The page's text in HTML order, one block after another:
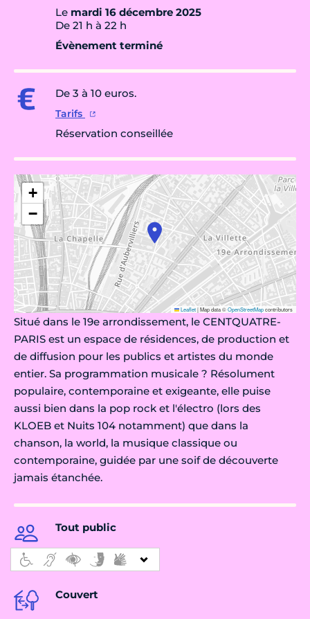
Le mardi 16 décembre 2025
De 21 h à 22 h
Évènement terminé
De 3 à 10 euros.
Tarifs
Réservation conseillée
+
−
Leaflet|Map data ©OpenStreetMapcontributors
Situé dans le 19e arrondissement, le CENTQUATRE-
PARIS est un espace de résidences, de production et
de diffusion pour les publics et artistes du monde
entier. Sa programmation musicale ? Résolument
populaire, contemporaine et exigeante, elle puise
aussi bien dans la pop rock et l'électro (lors des
KLOEB et Nuits 104 notamment) que dans la
chanson, la world, la musique classique ou
contemporaine, guidée par une soif de découverte
jamais étanchée.
Tout public
Couvert